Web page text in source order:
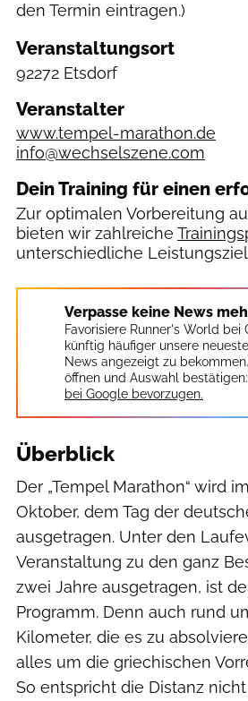
den Termin eintragen.)
Veranstaltungsort
92272 Etsdorf
Veranstalter
www.tempel-marathon.de
info@wechselszene.com
Dein Training für einen
Zur optimalen Vorbereitung
bieten wir zahlreiche
unterschiedliche
Verpasse keine News
Favorisiere Runner's World bei
künftig häufiger unsere
News angezeigt zu
öffnen und Auswahl bestätigen:
bei Google bevorzugen.
Überblick
Der „Tempel Marathon“ wird
Oktober, dem Tag der
ausgetragen. Unter den
Veranstaltung zu den ganz
zwei Jahre ausgetragen, ist
Programm. Denn auch rund
Kilometer, die es zu
alles um die griechischen
So entspricht die Distanz